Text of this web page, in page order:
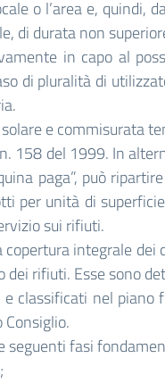
o l’area e, quindi,
di durata non
in capo al
di pluralità di
e commisurata
158 del 1999. In
paga”, può
per unità di
sui rifiuti.
copertura integrale
rifiuti. Esse sono
classificati nel piano
seguenti fasi